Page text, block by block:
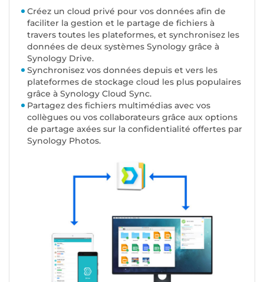
Créez un cloud privé pour vos données afin de
faciliter la gestion et le partage de fichiers à
travers toutes les plateformes, et synchronisez les
données de deux systèmes Synology grâce à
Synology Drive.
Synchronisez vos données depuis et vers les
plateformes de stockage cloud les plus populaires
grâce à Synology Cloud Sync.
Partagez des fichiers multimédias avec vos
collègues ou vos collaborateurs grâce aux options
de partage axées sur la confidentialité offertes par
Synology Photos.